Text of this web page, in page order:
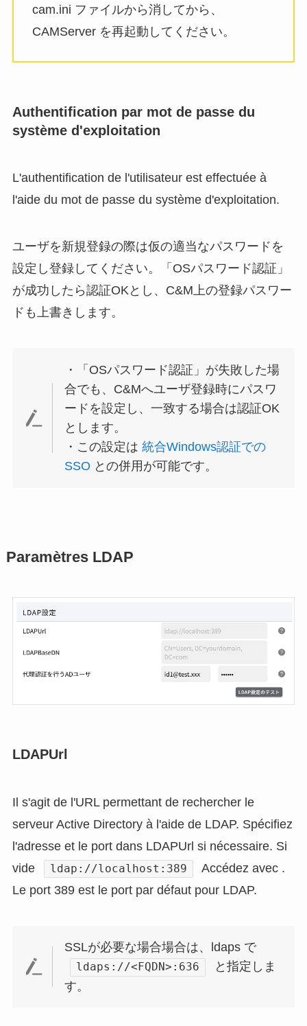
cam.ini ファイルから消してから、
CAMServer を再起動してください。
Authentification par mot de passe du
système d'exploitation
L'authentification de l'utilisateur est effectuée à
l'aide du mot de passe du système d'exploitation.
ユーザを新規登録の際は仮の適当なパスワードを
設定し登録してください。「OSパスワード認証」
が成功したら認証OKとし、C&M上の登録パスワー
ドも上書きします。
・「OSパスワード認証」が失敗した場
合でも、C&Mへユーザ登録時にパスワ
ードを設定し、一致する場合は認証OK
とします。
・この設定は統合Windows認証での
SSO との併用が可能です。
Paramètres LDAP
LDAPUrl
Il s'agit de l'URL permettant de rechercher le
serveur Active Directory à l'aide de LDAP. Spécifiez
l'adresse et le port dans LDAPUrl si nécessaire. Si
vide
ldap://localhost:389
Accédez avec .
Le port 389 est le port par défaut pour LDAP.
SSLが必要な場合場合は、ldaps で
ldaps://<FQDN>:636
と指定しま
す。